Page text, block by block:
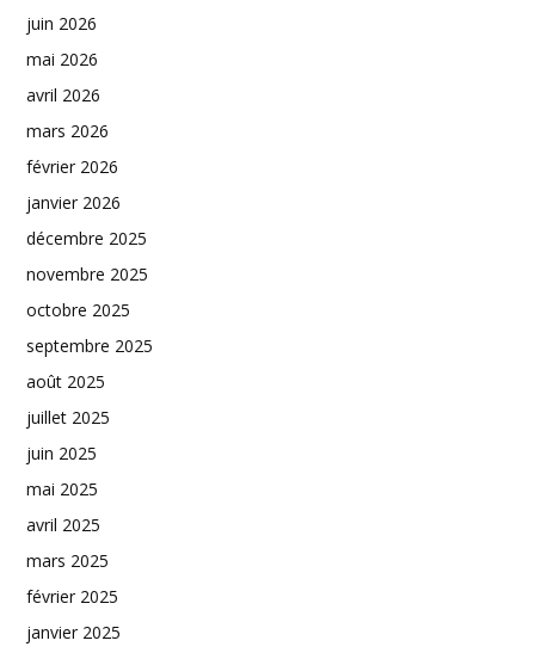
juin 2026
mai 2026
avril 2026
mars 2026
février 2026
janvier 2026
décembre 2025
novembre 2025
octobre 2025
septembre 2025
août 2025
juillet 2025
juin 2025
mai 2025
avril 2025
mars 2025
février 2025
janvier 2025